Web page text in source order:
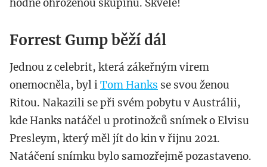
hodně ohroženou skupinu. Skvělé!
Forrest Gump běží dál
Jednou z celebrit, která zákeřným virem
onemocněla, byl iTom Hanks se svou ženou
Ritou. Nakazili se při svém pobytu v Austrálii,
kde Hanks natáčel u protinožců snímek o Elvisu
Presleym, který měl jít do kin v řijnu 2021.
Natáčení snímku bylo samozřejmě pozastaveno.